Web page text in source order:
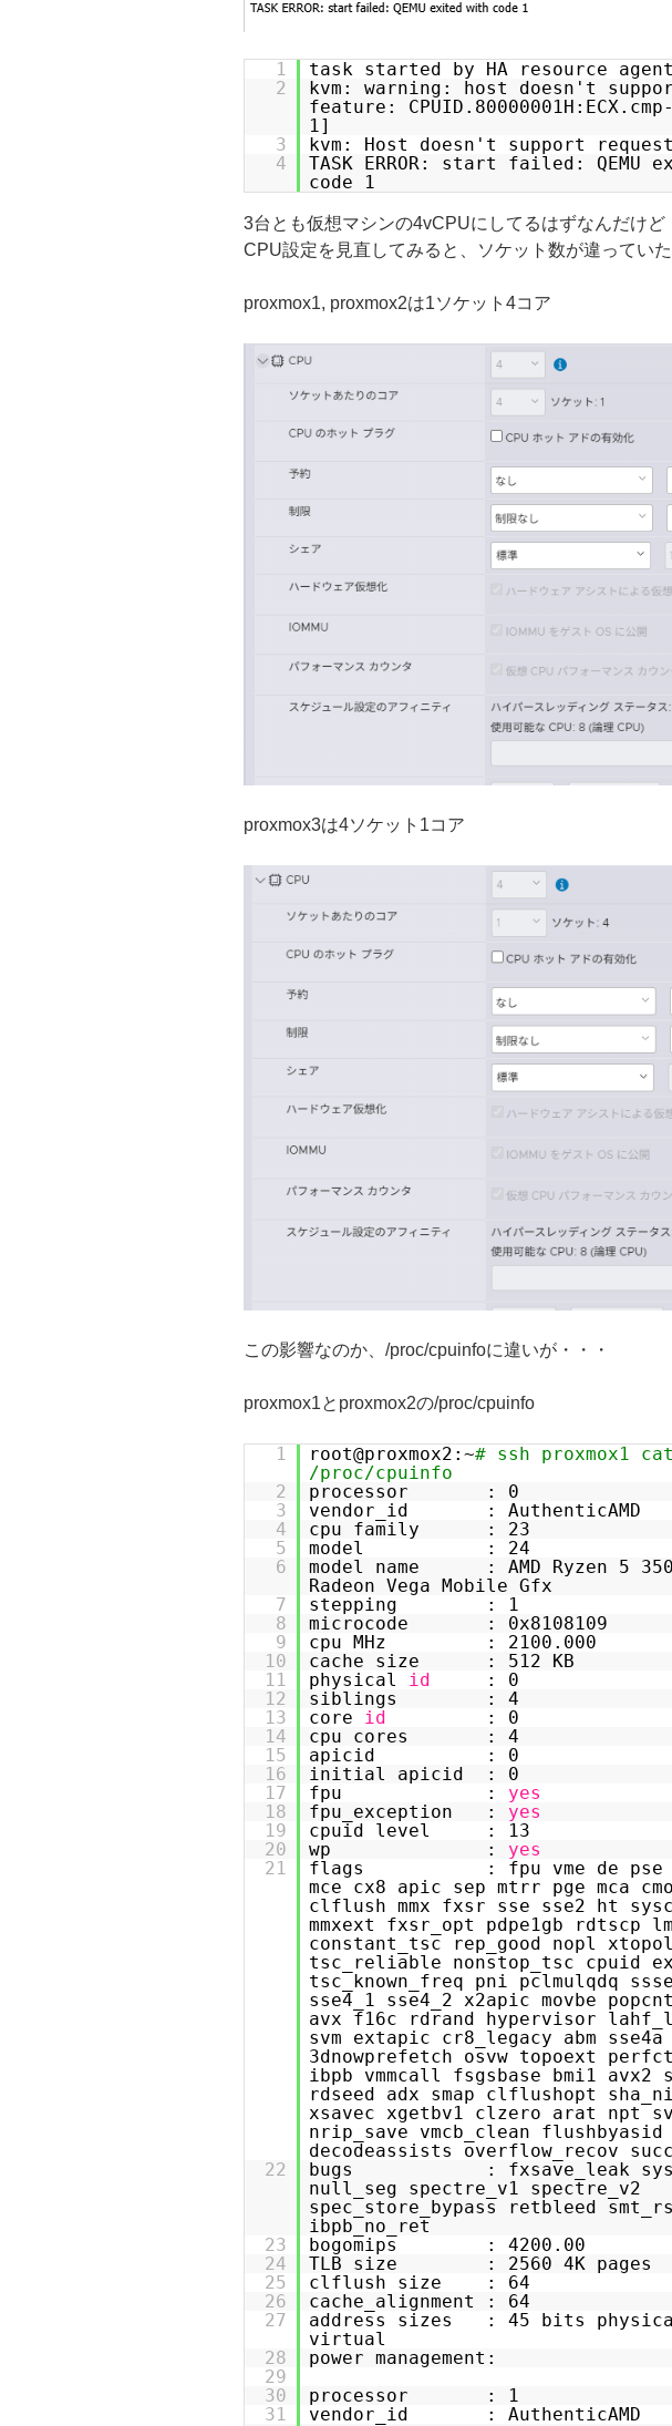
1
task started by HA resource agent
2
kvm: warning: host doesn't
feature:
1]
3
kvm: Host doesn't support
4
TASK ERROR: start failed: QEMU
code 1
3台とも仮想マシンの4vCPUにしてるはずなんだけど
CPU設定を見直してみると、ソケット数が違っていた
proxmox1, proxmox2は1ソケット4コア
proxmox3は4ソケット1コア
この影響なのか、/proc/cpuinfoに違いが・・・
proxmox1とproxmox2の/proc/cpuinfo
1 root@proxmox2:~# ssh proxmox1 cat
/proc/cpuinfo
2
processor : 0
3
vendor_id : AuthenticAMD
4
cpu family : 23
5
model : 24
6
model name : AMD Ryzen 5
Radeon Vega Mobile Gfx
7
stepping : 1
8
microcode : 0x8108109
9
cpu MHz : 2100.000
10
cache size : 512 KB
11
physical id
: 0
12
siblings : 4
13
core id
: 0
14
cpu cores : 4
15
apicid : 0
16
initial apicid : 0
17
fpu : yes
18
fpu_exception : yes
19
cpuid level : 13
20
wp : yes
21
flags : fpu vme de pse
mce cx8 apic sep mtrr pge mca
clflush mmx fxsr sse sse2 ht
mmxext fxsr_opt pdpe1gb rdtscp lm
constant_tsc rep_good nopl
tsc_reliable nonstop_tsc cpuid
tsc_known_freq pni pclmulqdq
sse4_1 sse4_2 x2apic movbe
avx f16c rdrand hypervisor
svm extapic cr8_legacy abm
3dnowprefetch osvw topoext
ibpb vmmcall fsgsbase bmi1 avx2
rdseed adx smap clflushopt
xsavec xgetbv1 clzero arat npt
nrip_save vmcb_clean flushbyasid
decodeassists overflow_recov
22
bugs : fxsave_leak
null_seg spectre_v1 spectre_v2
spec_store_bypass retbleed
ibpb_no_ret
23
bogomips : 4200.00
24
TLB size : 2560 4K pages
25
clflush size : 64
26
cache_alignment : 64
27
address sizes : 45 bits
virtual
28
power management:
29
30
processor : 1
31
vendor_id : AuthenticAMD